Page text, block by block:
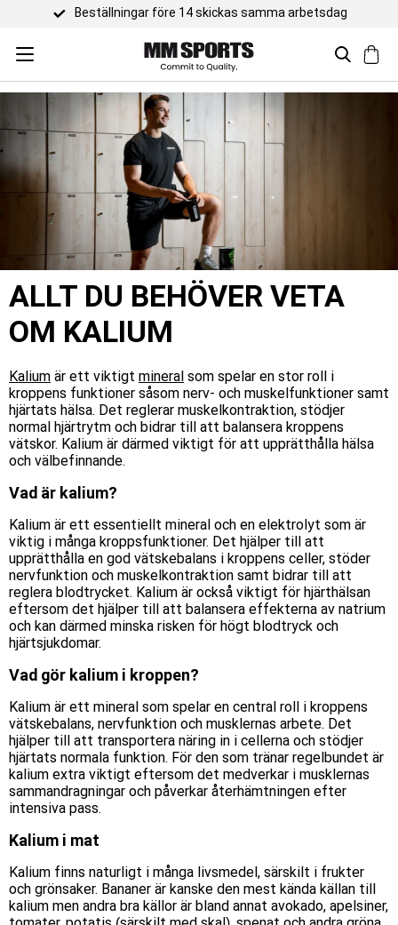
ALLT DU BEHÖVER VETA
OM KALIUM
Kalium är ett viktigt mineral som spelar en stor roll i
kroppens funktioner såsom nerv- och muskelfunktioner samt
hjärtats hälsa. Det reglerar muskelkontraktion, stödjer
normal hjärtrytm och bidrar till att balansera kroppens
vätskor. Kalium är därmed viktigt för att upprätthålla hälsa
och välbefinnande.
Vad är kalium?
Kalium är ett essentiellt mineral och en elektrolyt som är
viktig i många kroppsfunktioner. Det hjälper till att
upprätthålla en god vätskebalans i kroppens celler, stöder
nervfunktion och muskelkontraktion samt bidrar till att
reglera blodtrycket. Kalium är också viktigt för hjärthälsan
eftersom det hjälper till att balansera effekterna av natrium
och kan därmed minska risken för högt blodtryck och
hjärtsjukdomar.
Vad gör kalium i kroppen?
Kalium är ett mineral som spelar en central roll i kroppens
vätskebalans, nervfunktion och musklernas arbete. Det
hjälper till att transportera näring in i cellerna och stödjer
hjärtats normala funktion. För den som tränar regelbundet är
kalium extra viktigt eftersom det medverkar i musklernas
sammandragningar och påverkar återhämtningen efter
intensiva pass.
Kalium i mat
Kalium finns naturligt i många livsmedel, särskilt i frukter
och grönsaker. Bananer är kanske den mest kända källan till
kalium men andra bra källor är bland annat avokado, apelsiner,